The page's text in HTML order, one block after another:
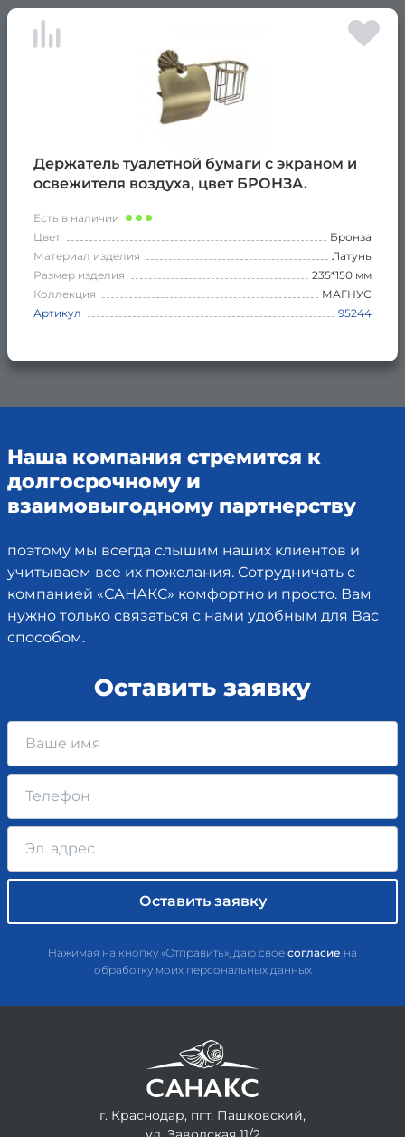
Держатель туалетной бумаги с экраном и
освежителя воздуха, цвет БРОНЗА.
Есть в наличии
Цвет
Бронза
Материал изделия
Латунь
Размер изделия
235*150 мм
Коллекция
МАГНУС
Артикул
95244
Наша компания стремится к
долгосрочному и
взаимовыгодному партнерству
поэтому мы всегда слышим наших клиентов и
учитываем все их пожелания. Сотрудничать с
компанией «САНАКС» комфортно и просто. Вам
нужно только связаться с нами удобным для Вас
способом.
Оставить заявку
Нажимая на кнопку «Отправить», даю свое согласие на
обработку моих персональных данных
г. Краснодар, пгт. Пашковский,